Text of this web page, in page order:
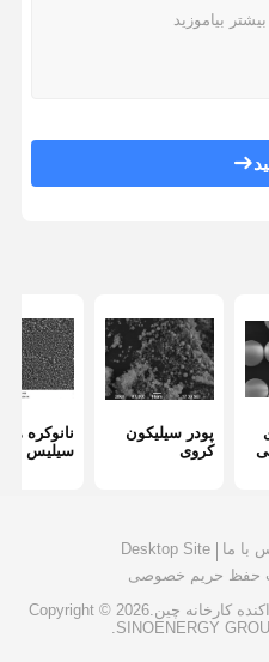
پودر سیلیکون
کروی
نانوکره
سیلیس
با ما
Desktop Site
حفظ حریم خصوصی
کارخانه چین.Copyright © 2026
SINOENERGY